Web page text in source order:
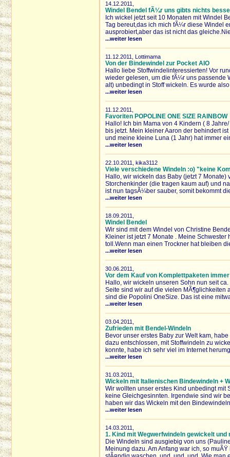
14.12.2011,
Windel Bendel fÃ¼r uns gibts nichts
Ich wickel jetzt seit 10 Monaten mit Windel
Tag bereut,das ich mich fÃ¼r diese Windel
ausprobiert,aber das ist nicht das
...weiter lesen
11.12.2011, Lottimama
Von der Bindewindel zur Pocket AIO
Hallo liebe Stoffwindelinteressierten! Vor
wieder gelesen, um die fÃ¼r uns passende
alt) unbedingt in Stoff wickeln. Es wurde
...weiter lesen
11.12.2011,
Favoriten POPOLINE ONE SIZE RAINBOW
Hallo! Ich bin Mama von 4 Kindern ( 8
bis jetzt. Mein kleiner Aaron der behindert
und meine kleine Luna (1 Jahr) hat immer
...weiter lesen
22.10.2011, kika3112
Viele verschiedene Windeln :o) "keine
Hallo, wir wickeln das Baby (jetzt 7
Storchenkinder (die tragen kaum auf) und
ist nun tagsÃ¼ber sauber, somit bekommt
...weiter lesen
18.09.2011,
Windel Bendel
Wir sind mit dem Windel von Christine
Kleiner ist jetzt 7 Monate . Meine
toll.Wenn man einen Trockner hat bleiben
...weiter lesen
30.06.2011,
Vor dem Kauf von Komplettpaketen
Hallo, wir wickeln unseren Sohn nun seit
Seite sind wir auf die vielen
sind die Popolini OneSize. Das ist eine
...weiter lesen
03.04.2011,
Zufrieden mit Bendel-Windeln
Bevor unser erstes Baby zur Welt kam,
dazu entschlossen, mit Stoffwindeln zu
konnte, habe ich sehr viel im Internet
...weiter lesen
31.03.2011,
Wickeln mit Italienischen Bindewindeln +
Wir wollten unser erstes Kind unbedingt mit
keine Gleichgesinnten. Irgendwie sind wir
haben wir das Wickeln mit den
...weiter lesen
14.03.2011,
1. Kind mit Wegwerfwindeln gewickelt
Die Windeln sind ausgiebig von uns
Meinung dazu. Am Anfang war ich, so